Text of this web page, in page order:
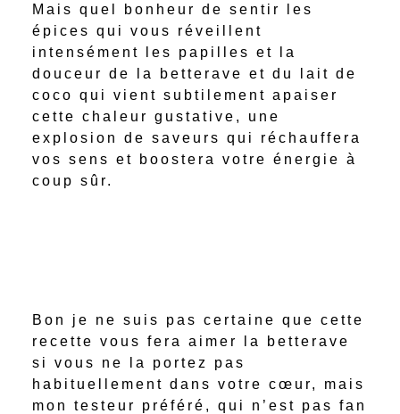
Mais quel bonheur de sentir les
épices qui vous réveillent
intensément les papilles et la
douceur de la betterave et du lait de
coco qui vient subtilement apaiser
cette chaleur gustative, une
explosion de saveurs qui réchauffera
vos sens et boostera votre énergie à
coup sûr.
Bon je ne suis pas certaine que cette
recette vous fera aimer la betterave
si vous ne la portez pas
habituellement dans votre cœur, mais
mon testeur préféré, qui n’est pas fan